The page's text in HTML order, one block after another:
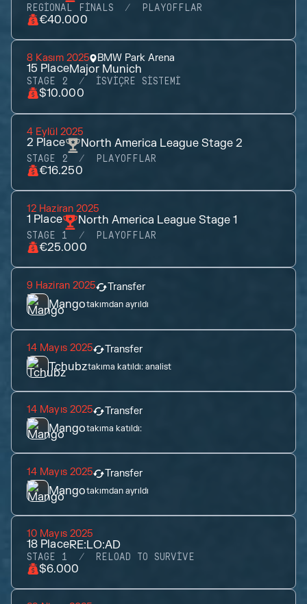
REGIONAL FINALS PLAYOFFLAR
€40.000
8 Kasım 2025 BMW Park Arena
15 PlaceMajor Munich
STAGE 2 İSVIÇRE SISTEMI
$10.000
4 Eylül 2025
2 Place North America League Stage 2
STAGE 2 PLAYOFFLAR
€16.250
12 Haziran 2025
1 Place North America League Stage 1
STAGE 1 PLAYOFFLAR
€25.000
9 Haziran 2025 Transfer
Mangotakımdan ayrıldı
14 Mayıs 2025 Transfer
Tchubztakıma katıldı:analist
14 Mayıs 2025 Transfer
Mangotakıma katıldı:
14 Mayıs 2025 Transfer
Mangotakımdan ayrıldı
10 Mayıs 2025
18 PlaceRE:LO:AD
STAGE 1 RELOAD TO SURVIVE
$6.000